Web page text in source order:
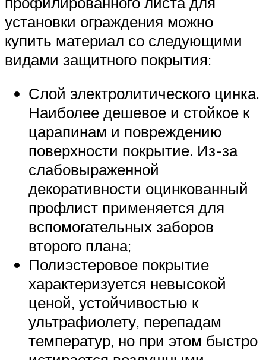
установки ограждения можно
купить материал со следующими
видами защитного покрытия:
Слой электролитического цинка.
Наиболее дешевое и стойкое к
царапинам и повреждению
поверхности покрытие. Из-за
слабовыраженной
декоративности оцинкованный
профлист применяется для
вспомогательных заборов
второго плана;
Полиэстеровое покрытие
характеризуется невысокой
ценой, устойчивостью к
ультрафиолету, перепадам
температур, но при этом быстро